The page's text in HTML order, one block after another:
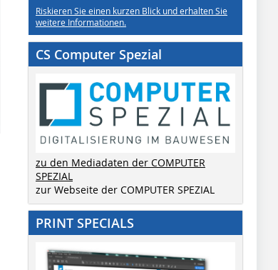
Riskieren Sie einen kurzen Blick und erhalten Sie
weitere Informationen.
CS Computer Spezial
zu den Mediadaten der COMPUTER
SPEZIAL
zur Webseite der COMPUTER SPEZIAL
PRINT SPECIALS